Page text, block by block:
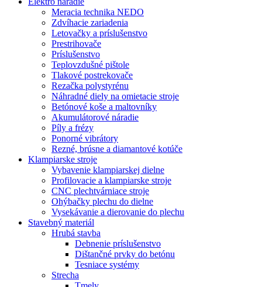
Meracia technika NEDO
Zdvíhacie zariadenia
Letovačky a príslušenstvo
Prestrihovače
Príslušenstvo
Teplovzdušné pištole
Tlakové postrekovače
Rezačka polystyrénu
Náhradné diely na omietacie stroje
Betónové koše a maltovníky
Akumulátorové náradie
Píly a frézy
Ponorné vibrátory
Rezné, brúsne a diamantové kotúče
Klampiarske stroje
Vybavenie klampiarskej dielne
Profilovacie a klampiarske stroje
CNC plechtvárniace stroje
Ohýbačky plechu do dielne
Vysekávanie a dierovanie do plechu
Stavebný materiál
Hrubá stavba
Debnenie príslušenstvo
Dištančné prvky do betónu
Tesniace systémy
Strecha